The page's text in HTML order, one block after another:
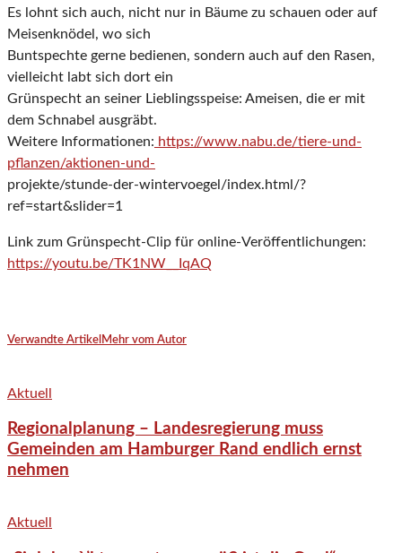
Es lohnt sich auch, nicht nur in Bäume zu schauen oder auf
Meisenknödel, wo sich
Buntspechte gerne bedienen, sondern auch auf den Rasen,
vielleicht labt sich dort ein
Grünspecht an seiner Lieblingsspeise: Ameisen, die er mit
dem Schnabel ausgräbt.
Weitere Informationen: https://www.nabu.de/tiere-und-
pflanzen/aktionen-und-
projekte/stunde-der-wintervoegel/index.html/?
ref=start&slider=1
Link zum Grünspecht-Clip für online-Veröffentlichungen:
https://youtu.be/TK1NW__IqAQ
Verwandte Artikel Mehr vom Autor
Aktuell
Regionalplanung – Landesregierung muss
Gemeinden am Hamburger Rand endlich ernst
nehmen
Aktuell